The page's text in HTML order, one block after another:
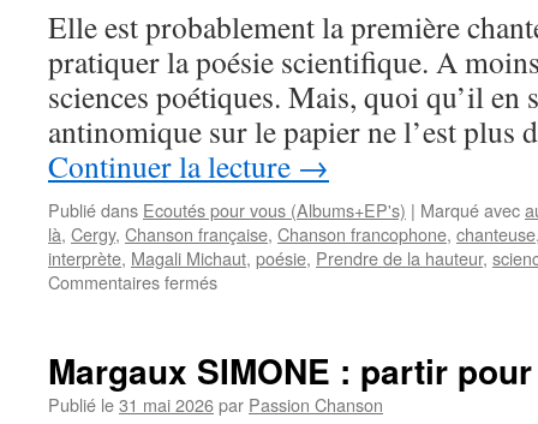
album
« Viens
moi »
Elle est probablement la première
pratiquer la poésie scientifique. A
sciences poétiques. Mais, quoi qu’il en
antinomique sur le papier ne l’est plus
Continuer la lecture →
Publié dans Ecoutés pour vous (Albums+EP's) | Marqué avec
là, Cergy, Chanson française, Chanson francophone, chanteuse
interprète, Magali Michaut, poésie, Prendre de la hauteur,
Commentaires ferméssur
la
chanson
Margaux SIMONE : partir
Publié le31 mai 2026par Passion Chanson